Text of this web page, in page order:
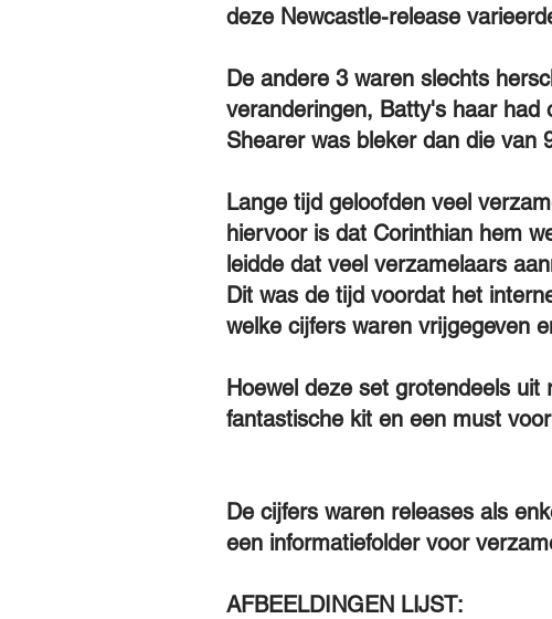
deze Newcastle-release
De andere 3 waren slechts
veranderingen, Batty's haar
Shearer was bleker dan die van
Lange tijd geloofden veel
hiervoor is dat Corinthian hem
leidde dat veel verzamelaars
Dit was de tijd voordat het
welke cijfers waren vrijgegeven
Hoewel deze set grotendeels
fantastische kit en een must
De cijfers waren releases als
een informatiefolder voor
AFBEELDINGEN LIJST: